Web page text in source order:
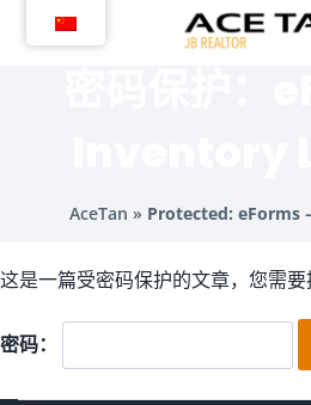
AceTan » Protected: eForms
这是一篇受密码保护的文章，您需要
密码：